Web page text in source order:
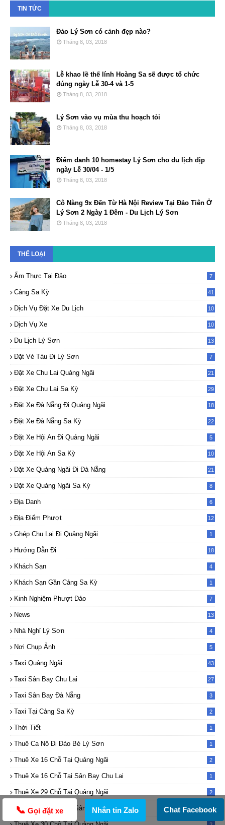
Chat Facebook
📞 Gọi đặt xe Nhắn tin Zalo
TIN TỨC
Đảo Lý Sơn có cảnh đẹp nào?
Tháng 8, 03, 2018
Lễ khao lề thế lính Hoàng Sa sẽ được tổ chức
đúng ngày Lễ 30-4 và 1-5
Tháng 8, 03, 2018
Lý Sơn vào vụ mùa thu hoạch tỏi
Tháng 8, 03, 2018
Điểm danh 10 homestay Lý Sơn cho du lịch dịp
ngày Lễ 30/04 - 1/5
Tháng 8, 03, 2018
Cô Nàng 9x Đến Từ Hà Nội Review Tại Đảo Tiên Ở
Lý Sơn 2 Ngày 1 Đêm - Du Lịch Lý Sơn
Tháng 8, 03, 2018
THỂ LOẠI
Ẩm Thực Tại Đảo 7
Cảng Sa Kỳ 41
Dịch Vụ Đặt Xe Du Lịch
10
Dịch Vụ Xe
10
Du Lịch Lý Sơn 13
Đặt Vé Tàu Đi Lý Sơn 7
Đặt Xe Chu Lai Quảng Ngãi 21
Đặt Xe Chu Lai Sa Kỳ 29
Đặt Xe Đà Nẵng Đi Quảng Ngãi 18
Đặt Xe Đà Nẵng Sa Kỳ 22
Đặt Xe Hội An Đi Quảng Ngãi 5
Đặt Xe Hội An Sa Kỳ 10
Đặt Xe Quảng Ngãi Đi Đà Nẵng 21
Đặt Xe Quảng Ngãi Sa Kỳ 8
Địa Danh 6
Địa Điểm Phượt 12
Ghép Chu Lai Đi Quảng Ngãi 1
Hướng Dẫn Đi 18
Khách Sạn 4
Khách Sạn Gần Cảng Sa Kỳ 1
Kinh Nghiệm Phượt Đảo 7
News
13
Nhà Nghỉ Lý Sơn 4
Nơi Chụp Ảnh 5
Taxi Quảng Ngãi 43
Taxi Sân Bay Chu Lai 27
Taxi Sân Bay Đà Nẵng 3
Taxi Tại Cảng Sa Kỳ 2
Thời Tiết 1
Thuê Ca Nô Đi Đảo Bé Lý Sơn 1
Thuê Xe 16 Chỗ Tại Quảng Ngãi 2
Thuê Xe 16 Chỗ Tại Sân Bay Chu Lai 1
Thuê Xe 29 Chỗ Tại Quảng Ngãi 2
Thuê Xe 29 Chỗ Tại Sân Bay Chu Lai 1